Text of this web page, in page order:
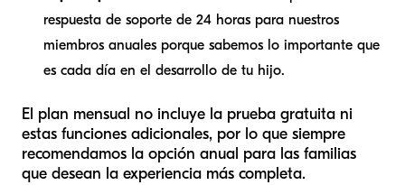
respuesta de soporte de 24 horas para nuestros
miembros anuales porque sabemos lo importante que
es cada día en el desarrollo de tu hijo.
El plan mensual no incluye la prueba gratuita ni
estas funciones adicionales, por lo que siempre
recomendamos la opción anual para las familias
que desean la experiencia más completa.